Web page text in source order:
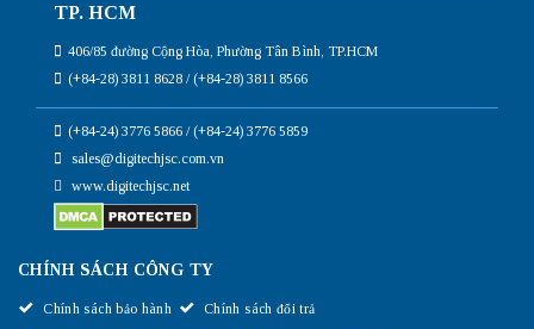
TP. HCM
406/85 đường Cộng Hòa, Phường Tân Bình, TP.HCM
(+84-28) 3811 8628 / (+84-28) 3811 8566
(+84-24) 3776 5866 / (+84-24) 3776 5859
sales@digitechjsc.com.vn
www.digitechjsc.net
CHÍNH SÁCH CÔNG TY
Chính sách bảo hành Chính sách đổi trả